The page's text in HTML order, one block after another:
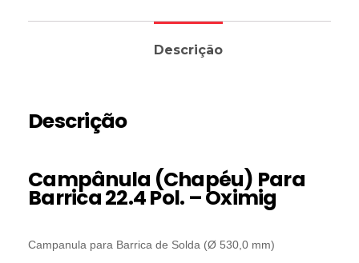
Descrição
Descrição
Campânula (Chapéu) Para
Barrica 22.4 Pol. – Oximig
Campanula para Barrica de Solda (Ø 530,0 mm)